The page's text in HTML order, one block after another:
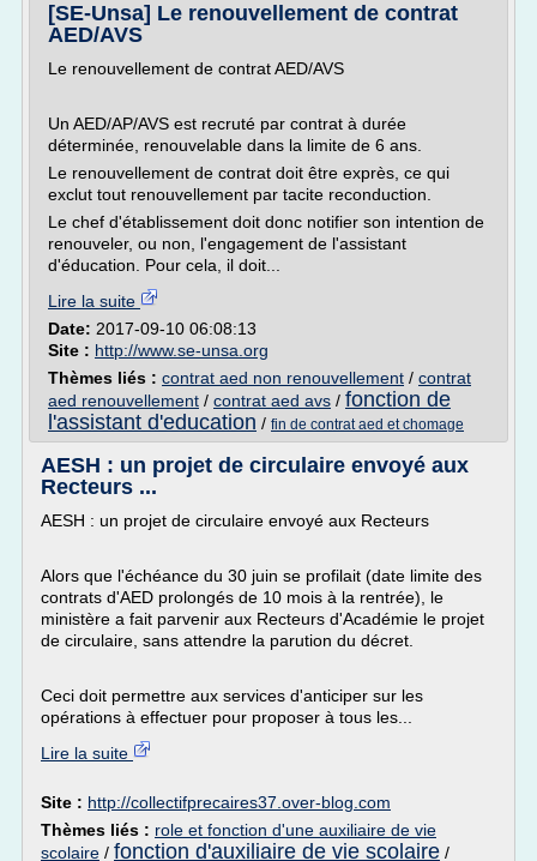
[SE-Unsa] Le renouvellement de contrat
AED/AVS
Le renouvellement de contrat AED/AVS
Un AED/AP/AVS est recruté par contrat à durée
déterminée, renouvelable dans la limite de 6 ans.
Le renouvellement de contrat doit être exprès, ce qui
exclut tout renouvellement par tacite reconduction.
Le chef d'établissement doit donc notifier son intention de
renouveler, ou non, l'engagement de l'assistant
d'éducation. Pour cela, il doit...
Lire la suite
Date: 2017-09-10 06:08:13
Site : http://www.se-unsa.org
Thèmes liés : contrat aed non renouvellement / contrat
aed renouvellement / contrat aed avs / fonction de
l'assistant d'education / fin de contrat aed et chomage
AESH : un projet de circulaire envoyé aux
Recteurs ...
AESH : un projet de circulaire envoyé aux Recteurs
Alors que l'échéance du 30 juin se profilait (date limite des
contrats d'AED prolongés de 10 mois à la rentrée), le
ministère a fait parvenir aux Recteurs d'Académie le projet
de circulaire, sans attendre la parution du décret.
Ceci doit permettre aux services d'anticiper sur les
opérations à effectuer pour proposer à tous les...
Lire la suite
Site : http://collectifprecaires37.over-blog.com
Thèmes liés : role et fonction d'une auxiliaire de vie
scolaire / fonction d'auxiliaire de vie scolaire /